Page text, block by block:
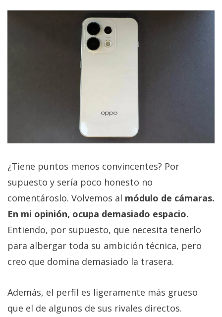
¿Tiene puntos menos convincentes? Por
supuesto y sería poco honesto no
comentároslo. Volvemos al módulo de cámaras.
En mi opinión, ocupa demasiado espacio.
Entiendo, por supuesto, que necesita tenerlo
para albergar toda su ambición técnica, pero
creo que domina demasiado la trasera.
Además, el perfil es ligeramente más grueso
que el de algunos de sus rivales directos.